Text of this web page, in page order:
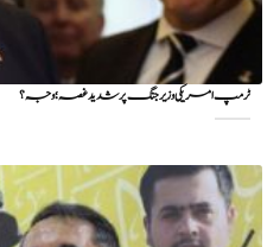
ٹرمپ امریکی وزیر جنگ پر شدید غصہ؛ وجہ ؟